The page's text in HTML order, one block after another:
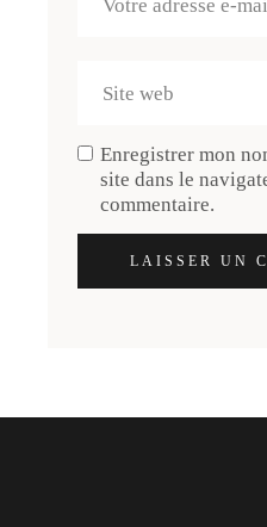
Enregistrer mon
site dans le
commentaire.
LAISSER UN